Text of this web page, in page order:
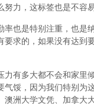
力，这标签也是不容
也是特别注重，也
求的，如果没有达
有多大都不会和家
馁，因为我们特别为
洲大学文凭、加拿